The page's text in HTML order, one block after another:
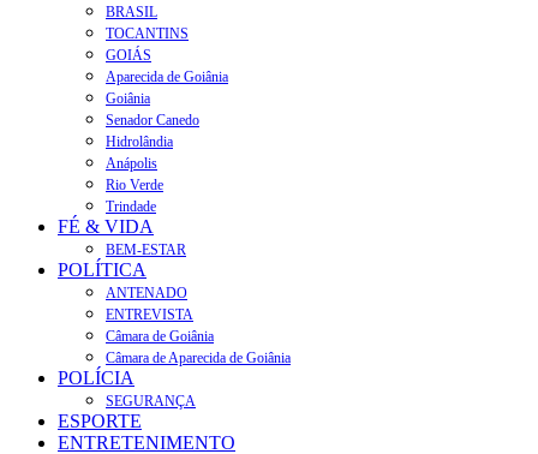
BRASIL
TOCANTINS
GOIÁS
Aparecida de Goiânia
Goiânia
Senador Canedo
Hidrolândia
Anápolis
Rio Verde
Trindade
FÉ & VIDA
BEM-ESTAR
POLÍTICA
ANTENADO
ENTREVISTA
Câmara de Goiânia
Câmara de Aparecida de Goiânia
POLÍCIA
SEGURANÇA
ESPORTE
ENTRETENIMENTO